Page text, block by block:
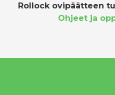
Rollock ovipäätteen
Ohjeet ja